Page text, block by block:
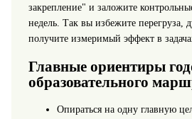
закрепление" и заложите
недель. Так вы избежите перегруза,
получите измеримый эффект в
Главные ориентиры
образовательного
Опираться на одну главную